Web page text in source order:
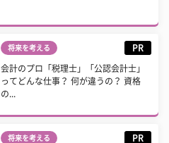
将来を考える PR
会計のプロ「税理士」「公認会計士」
ってどんな仕事？ 何が違うの？ 資格
の...
将来を考える PR